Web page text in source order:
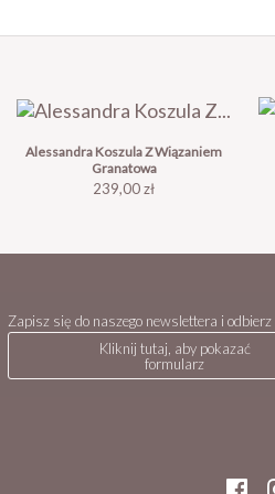
Alessandra Koszula Z Wiązaniem
Granatowa
Cena
239,00 zł
Zapisz się do naszego newslettera i odbierz
Kliknij tutaj, aby pokazać
formularz